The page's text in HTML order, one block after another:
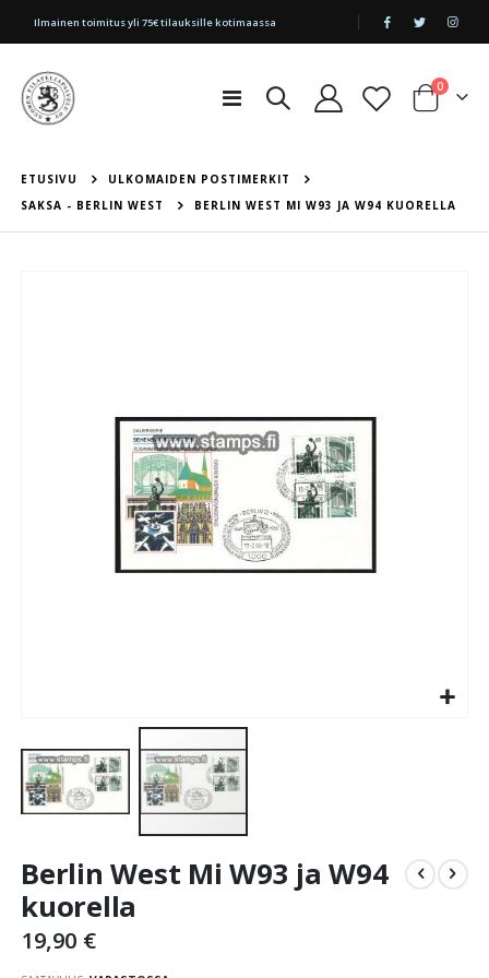
|
Ilmainen toimitus yli 75€ tilauksille kotimaassa
Toggle
Cart
0tuotetta
ETUSIVU
ULKOMAIDEN POSTIMERKIT
SAKSA - BERLIN WEST
BERLIN WEST MI W93 JA W94 KUORELLA
to
the
beginning
of
Berlin West Mi W93 ja W94
kuorella
19,90 €